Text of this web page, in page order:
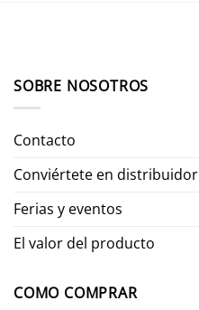
SOBRE NOSOTROS
Contacto
Conviértete en distribuidor
Ferias y eventos
El valor del producto
COMO COMPRAR